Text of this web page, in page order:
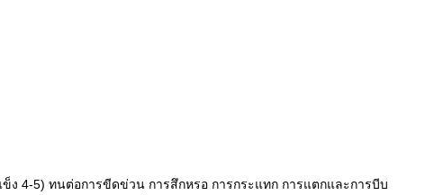
ง 4-5) ทนต่อการขีดข่วน การสึกหรอ การกระแทก การแตกและการบีบ